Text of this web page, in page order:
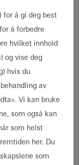
landskap.
med mange
for å gi deg best
å forbedre
hvilket innhold
og vise deg
hvis du
av
Vi kan bruke
som også kan
som helst
her. Du
som